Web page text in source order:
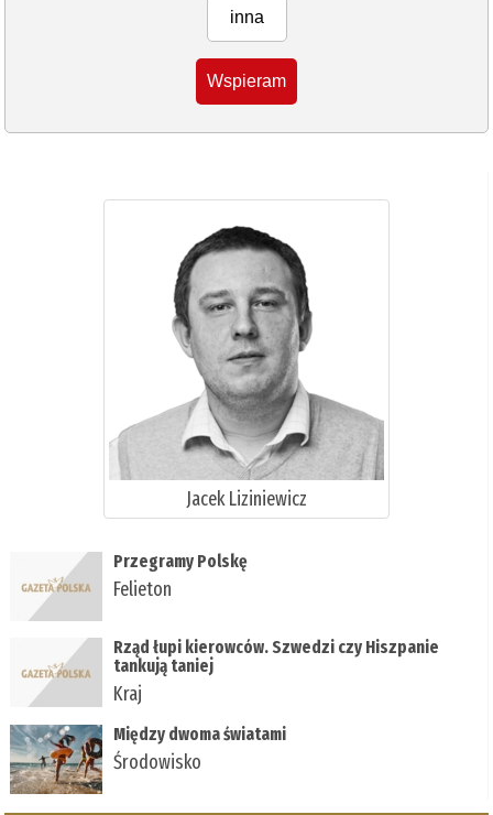
inna
Wspieram
Jacek Liziniewicz
Przegramy Polskę
Felieton
Rząd łupi kierowców. Szwedzi czy Hiszpanie
tankują taniej
Kraj
Między dwoma światami
Środowisko